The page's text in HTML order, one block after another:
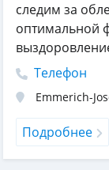
следим за
оптимальной
Телефон
Emmerich-
Подробнее